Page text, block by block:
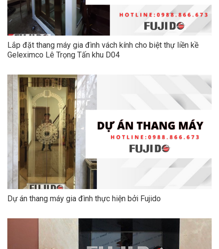
Lắp đặt thang máy gia đình vách kính cho biệt thự liền kề
Geleximco Lê Trọng Tấn khu D04
Dự án thang máy gia đình thực hiện bởi Fujido